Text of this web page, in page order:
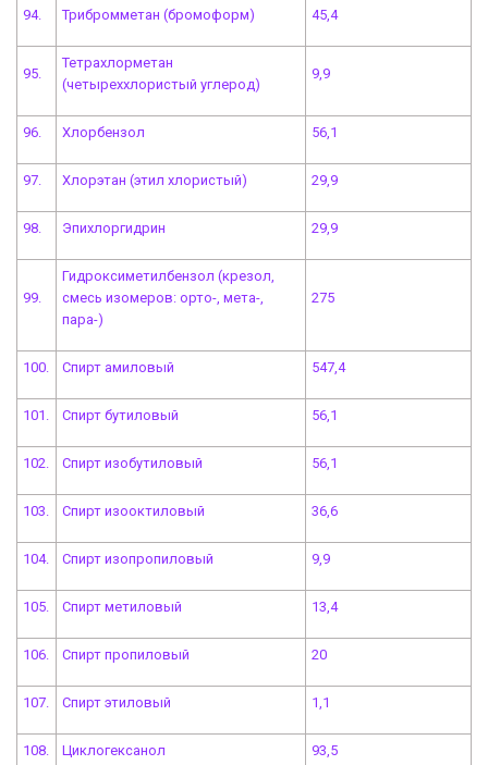
94. Трибромметан (бромоформ) 45,4
95.
Тетрахлорметан
(четыреххлористый углерод)
9,9
96. Хлорбензол 56,1
97. Хлорэтан (этил хлористый) 29,9
98. Эпихлоргидрин 29,9
99.
Гидроксиметилбензол (крезол,
смесь изомеров: орто-, мета-,
пара-)
275
100. Спирт амиловый 547,4
101. Спирт бутиловый 56,1
102. Спирт изобутиловый 56,1
103. Спирт изооктиловый 36,6
104. Спирт изопропиловый 9,9
105. Спирт метиловый 13,4
106. Спирт пропиловый 20
107. Спирт этиловый 1,1
108. Циклогексанол 93,5